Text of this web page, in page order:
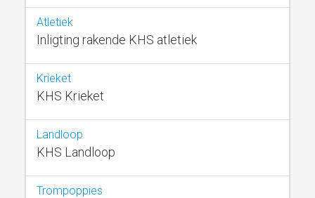
Atletiek
Inligting rakende KHS atletiek
Krieket
KHS Krieket
Landloop
KHS Landloop
Trompoppies